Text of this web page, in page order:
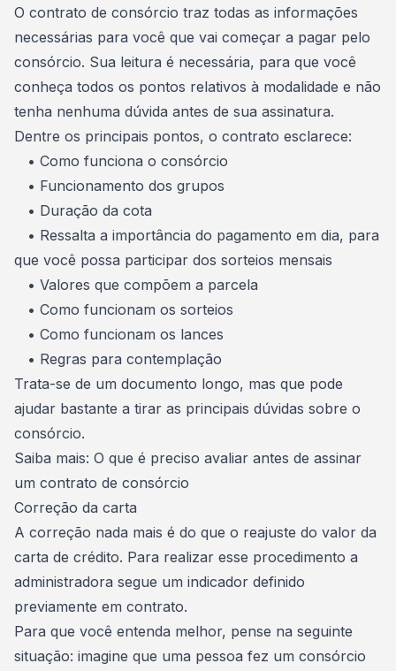
O contrato de consórcio traz todas as informações
necessárias para você que vai começar a pagar pelo
consórcio. Sua leitura é necessária, para que você
conheça todos os pontos relativos à modalidade e não
tenha nenhuma dúvida antes de sua assinatura.
Dentre os principais pontos, o contrato esclarece:
• Como funciona o consórcio
• Funcionamento dos grupos
• Duração da cota
• Ressalta a importância do pagamento em dia, para
que você possa participar dos sorteios mensais
• Valores que compõem a parcela
• Como funcionam os sorteios
• Como funcionam os lances
• Regras para contemplação
Trata-se de um documento longo, mas que pode
ajudar bastante a tirar as principais dúvidas sobre o
consórcio.
Saiba mais: O que é preciso avaliar antes de assinar
um contrato de consórcio
Correção da carta
A correção nada mais é do que o reajuste do valor da
carta de crédito. Para realizar esse procedimento a
administradora segue um indicador definido
previamente em contrato.
Para que você entenda melhor, pense na seguinte
situação: imagine que uma pessoa fez um consórcio